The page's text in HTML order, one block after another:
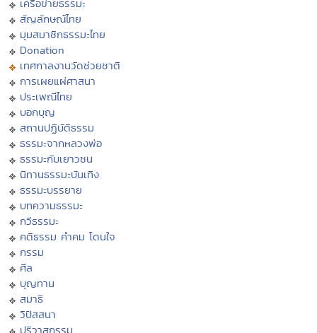
เครือข่ายธรรมะ
สัญลักษณ์ไทย
มุมสมาชิกธรรมะไทย
Donation
เทศกาลงานวัดช่วยชาติ
การเผยแผ่ศาสนา
ประเพณีไทย
บอกบุญ
สถานปฏิบัติธรรม
ธรรมะจากหลวงพ่อ
ธรรมะกับเยาวชน
นิทานธรรมะบันเทิง
ธรรมะบรรยาย
บทความธรรมะ
กวีธรรมะ
คติธรรม คำคม โดนใจ
กรรม
ศีล
บุญทาน
สมาธิ
วิปัสสนา